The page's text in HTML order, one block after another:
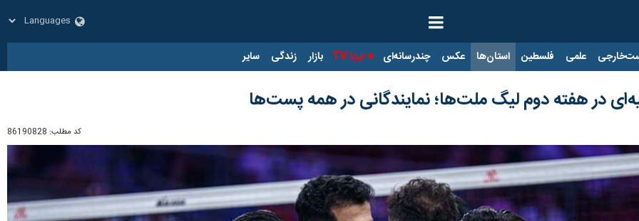
علمی فلسطین استان‌ها عکس چندرسانه‌ای ایرنا TV بازار زندگی سایر
کد مطلب: 86190828